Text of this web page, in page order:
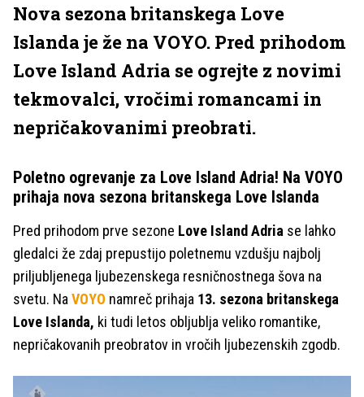
Nova sezona britanskega Love
Islanda je že na VOYO. Pred prihodom
Love Island Adria se ogrejte z novimi
tekmovalci, vročimi romancami in
nepričakovanimi preobrati.
Poletno ogrevanje za Love Island Adria! Na VOYO
prihaja nova sezona britanskega Love Islanda
Pred prihodom prve sezone Love Island Adria se lahko
gledalci že zdaj prepustijo poletnemu vzdušju najbolj
priljubljenega ljubezenskega resničnostnega šova na
svetu. Na VOYO namreč prihaja 13. sezona britanskega
Love Islanda, ki tudi letos obljublja veliko romantike,
nepričakovanih preobratov in vročih ljubezenskih zgodb.